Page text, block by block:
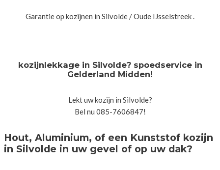
Garantie op kozijnen in Silvolde / Oude IJsselstreek .
kozijnlekkage in Silvolde? spoedservice in
Gelderland Midden!
Lekt uw kozijn in Silvolde?
Bel nu 085-7606847!
Hout, Aluminium, of een Kunststof kozijn
in Silvolde in uw gevel of op uw dak?